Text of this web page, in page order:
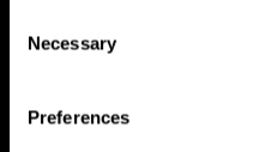
Selection
Necessary
Preferences